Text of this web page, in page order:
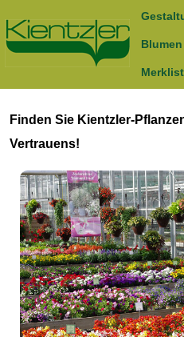
Finden Sie Kientzler-
Vertrauens!